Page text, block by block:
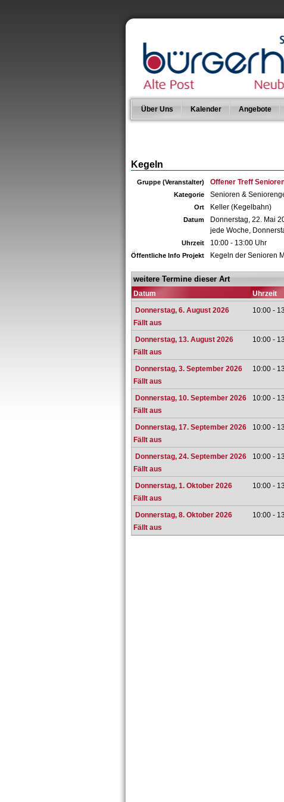
Über Uns Kalender Angebote
Kegeln
Gruppe (Veranstalter) Offener Treff
Kategorie Senioren &
Ort Keller (Kegelbahn)
Datum
Donnerstag, 22. Mai
jede Woche,
Uhrzeit 10:00 - 13:00 Uhr
Öffentliche Info Projekt Kegeln der Senioren
weitere Termine dieser Art
Datum Uhrzeit
Donnerstag, 6. August 2026
Fällt aus
10:00 -
Donnerstag, 13. August 2026
Fällt aus
10:00 -
Donnerstag, 3. September 2026
Fällt aus
10:00 -
Donnerstag, 10. September 2026
Fällt aus
10:00 -
Donnerstag, 17. September 2026
Fällt aus
10:00 -
Donnerstag, 24. September 2026
Fällt aus
10:00 -
Donnerstag, 1. Oktober 2026
Fällt aus
10:00 -
Donnerstag, 8. Oktober 2026
Fällt aus
10:00 -